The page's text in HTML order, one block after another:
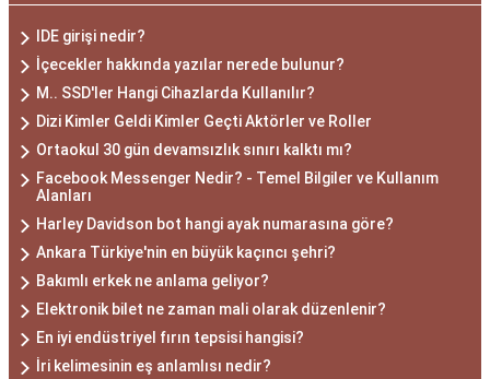
IDE girişi nedir?
İçecekler hakkında yazılar nerede bulunur?
M.. SSD'ler Hangi Cihazlarda Kullanılır?
Dizi Kimler Geldi Kimler Geçti Aktörler ve Roller
Ortaokul 30 gün devamsızlık sınırı kalktı mı?
Facebook Messenger Nedir? - Temel Bilgiler ve Kullanım
Alanları
Harley Davidson bot hangi ayak numarasına göre?
Ankara Türkiye'nin en büyük kaçıncı şehri?
Bakımlı erkek ne anlama geliyor?
Elektronik bilet ne zaman mali olarak düzenlenir?
En iyi endüstriyel fırın tepsisi hangisi?
İri kelimesinin eş anlamlısı nedir?